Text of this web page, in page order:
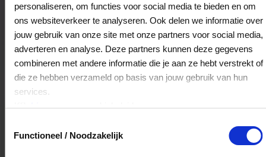
personaliseren, om functies voor social media te bieden en om
ons websiteverkeer te analyseren. Ook delen we informatie over
jouw gebruik van onze site met onze partners voor social media,
adverteren en analyse. Deze partners kunnen deze gegevens
combineren met andere informatie die je aan ze hebt verstrekt of
die ze hebben verzameld op basis van jouw gebruik van hun
services.
Klikhiervoor ons cookiebeleid.
Functioneel / Noodzakelijk
Qinn Bodywear
Assendorperstraat 92
8012CB Zwolle
Veelgestelde Vragen
Het volledige saldo op de VVV cadeaukaart